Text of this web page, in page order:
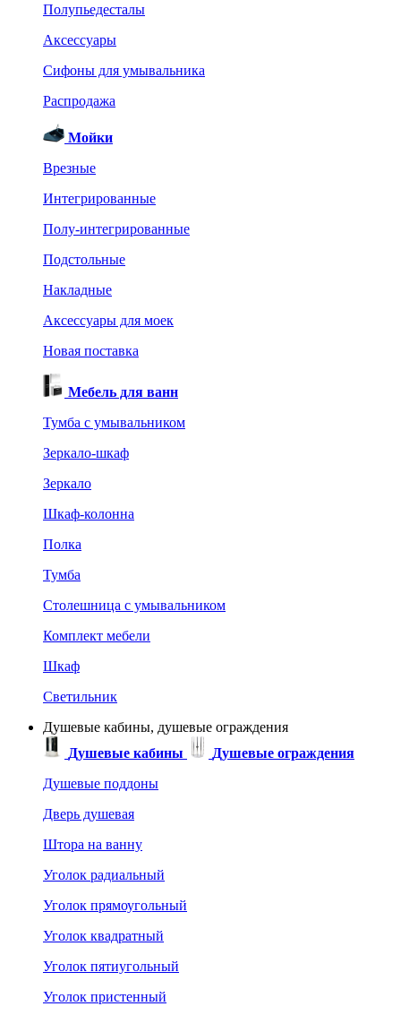
Полупьедесталы
Аксессуары
Сифоны для умывальника
Распродажа
Мойки
Врезные
Интегрированные
Полу-интегрированные
Подстольные
Накладные
Аксессуары для моек
Новая поставка
Мебель для ванн
Тумба с умывальником
Зеркало-шкаф
Зеркало
Шкаф-колонна
Полка
Тумба
Столешница с умывальником
Комплект мебели
Шкаф
Светильник
Душевые кабины, душевые ограждения
Душевые кабины
Душевые ограждения
Душевые поддоны
Дверь душевая
Штора на ванну
Уголок радиальный
Уголок прямоугольный
Уголок квадратный
Уголок пятиугольный
Уголок пристенный